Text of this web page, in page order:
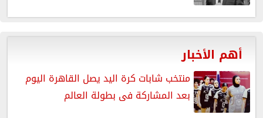
أهم الأخبار
منتخب شابات كرة اليد يصل القاهرة اليوم
بعد المشاركة فى بطولة العالم